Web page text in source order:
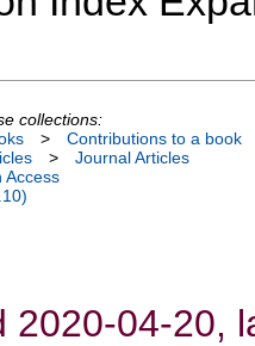
collections:
>
Contributions to a book
>
Journal Articles
Access
2020-04-20,